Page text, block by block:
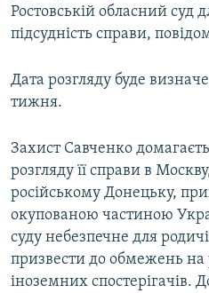
Усі сайти RFE/RL
Ростовській обласний суд
підсудність справи,
Дата розгляду буде
тижня.
Захист Савченко
розгляду її справи в
російському Донецьку,
окупованою частиною
суду небезпечне для
призвести до обмежень на
іноземних спостерігачів.